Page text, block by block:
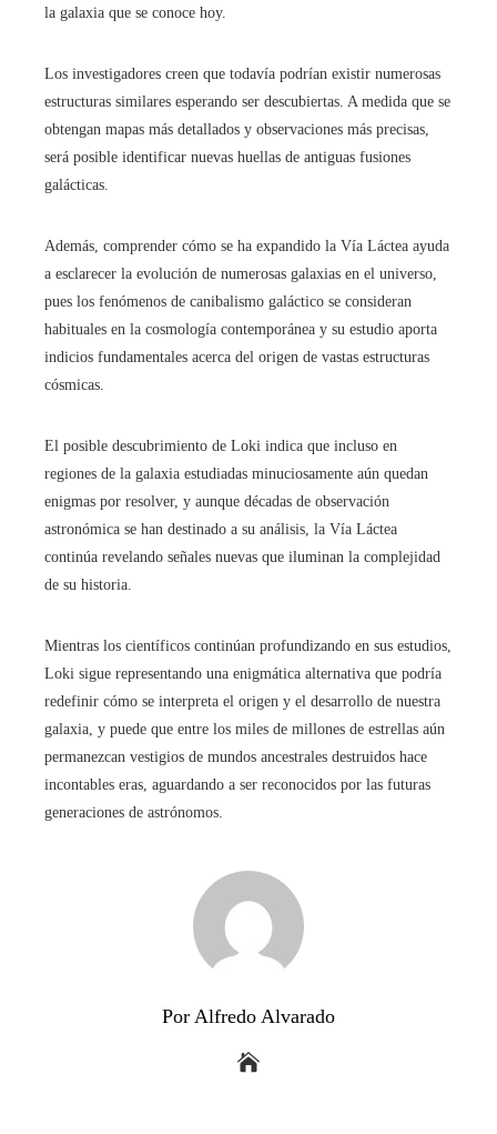
la galaxia que se conoce hoy.
Los investigadores creen que todavía podrían existir numerosas
estructuras similares esperando ser descubiertas. A medida que se
obtengan mapas más detallados y observaciones más precisas,
será posible identificar nuevas huellas de antiguas fusiones
galácticas.
Además, comprender cómo se ha expandido la Vía Láctea ayuda
a esclarecer la evolución de numerosas galaxias en el universo,
pues los fenómenos de canibalismo galáctico se consideran
habituales en la cosmología contemporánea y su estudio aporta
indicios fundamentales acerca del origen de vastas estructuras
cósmicas.
El posible descubrimiento de Loki indica que incluso en
regiones de la galaxia estudiadas minuciosamente aún quedan
enigmas por resolver, y aunque décadas de observación
astronómica se han destinado a su análisis, la Vía Láctea
continúa revelando señales nuevas que iluminan la complejidad
de su historia.
Mientras los científicos continúan profundizando en sus estudios,
Loki sigue representando una enigmática alternativa que podría
redefinir cómo se interpreta el origen y el desarrollo de nuestra
galaxia, y puede que entre los miles de millones de estrellas aún
permanezcan vestigios de mundos ancestrales destruidos hace
incontables eras, aguardando a ser reconocidos por las futuras
generaciones de astrónomos.
Por Alfredo Alvarado